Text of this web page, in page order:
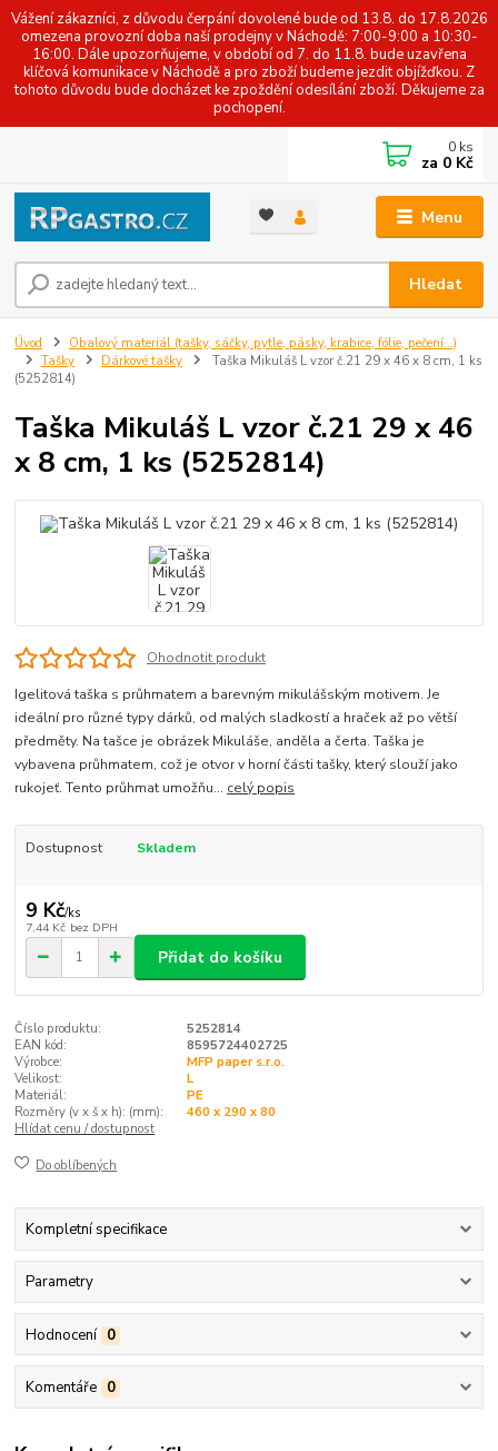
Vážení zákazníci, z důvodu čerpání dovolené bude od 13.8. do 17.8.2026
omezena provozní doba naší prodejny v Náchodě: 7:00-9:00 a 10:30-
16:00. Dále upozorňujeme, v období od 7. do 11.8. bude uzavřena
klíčová komunikace v Náchodě a pro zboží budeme jezdit objížďkou. Z
tohoto důvodu bude docházet ke zpoždění odesílání zboží. Děkujeme za
pochopení.
Menu
Hledat
0 ks
za 0 Kč
Úvod
Obalový materiál (tašky, sáčky, pytle, pásky, krabice, fólie, pečení...)
Tašky
Dárkové tašky
Taška Mikuláš L vzor č.21 29 x 46 x 8 cm, 1 ks
(5252814)
Taška Mikuláš L vzor č.21 29 x 46
x 8 cm, 1 ks (5252814)
Ohodnotit produkt
Igelitová taška s průhmatem a barevným mikulášským motivem. Je
ideální pro různé typy dárků, od malých sladkostí a hraček až po větší
předměty. Na tašce je obrázek Mikuláše, anděla a čerta. Taška je
vybavena průhmatem, což je otvor v horní části tašky, který slouží jako
rukojeť. Tento průhmat umožňu... celý popis
Dostupnost Skladem
9 Kč/ks
7,44 Kč bez DPH
Přidat do košíku
Číslo produktu:
5252814
EAN kód:
8595724402725
Výrobce:
MFP paper s.r.o.
Velikost:
L
Materiál:
PE
Rozměry (v x š x h): (mm):
460 x 290 x 80
Hlídat cenu / dostupnost
Do oblíbených
Kompletní specifikace
Parametry
Hodnocení 0
Komentáře 0